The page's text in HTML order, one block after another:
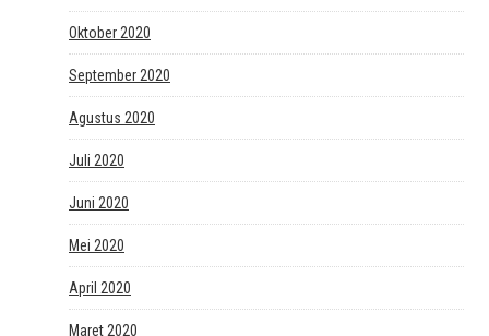
Oktober 2020
September 2020
Agustus 2020
Juli 2020
Juni 2020
Mei 2020
April 2020
Maret 2020